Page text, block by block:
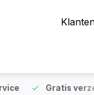
Gratis